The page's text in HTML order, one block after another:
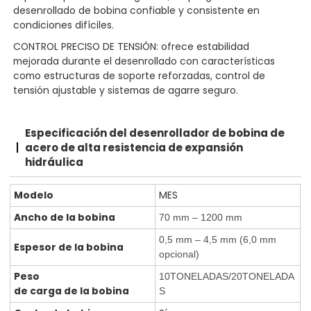
desenrollado de bobina confiable y consistente en
condiciones difíciles.
CONTROL PRECISO DE TENSIÓN: ofrece estabilidad
mejorada durante el desenrollado con características
como estructuras de soporte reforzadas, control de
tensión ajustable y sistemas de agarre seguro.
Especificacióndel desenrollador de bobina de
acero de alta resistencia de expansión
hidráulica
Modelo
MES
Ancho de la bobina
70 mm – 1200 mm
Espesor de la bobina
0,5 mm – 4,5 mm (6,0 mm
opcional)
Peso
de carga de la bobina
10TONELADAS/20TONELADA
S